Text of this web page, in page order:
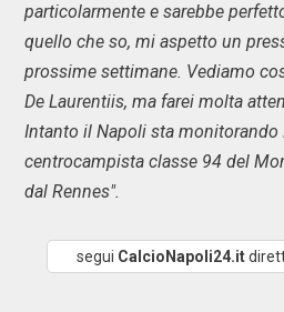
particolarmente e sarebbe
quello che so, mi aspetto un
prossime settimane. Vediamo
De Laurentiis, ma farei molta
Intanto il Napoli sta monitorando
centrocampista classe 94 del
dal Rennes".
segui CalcioNapoli24.it